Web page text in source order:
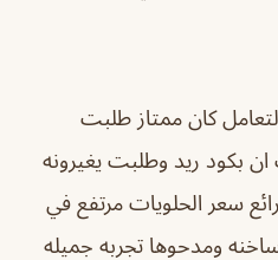
كان ممتاز طلبت
اعرف ان بكود ريد وطلبت يغيرونه
سعر الحلويات مرتفع في
ومدحوها تجربه جميله